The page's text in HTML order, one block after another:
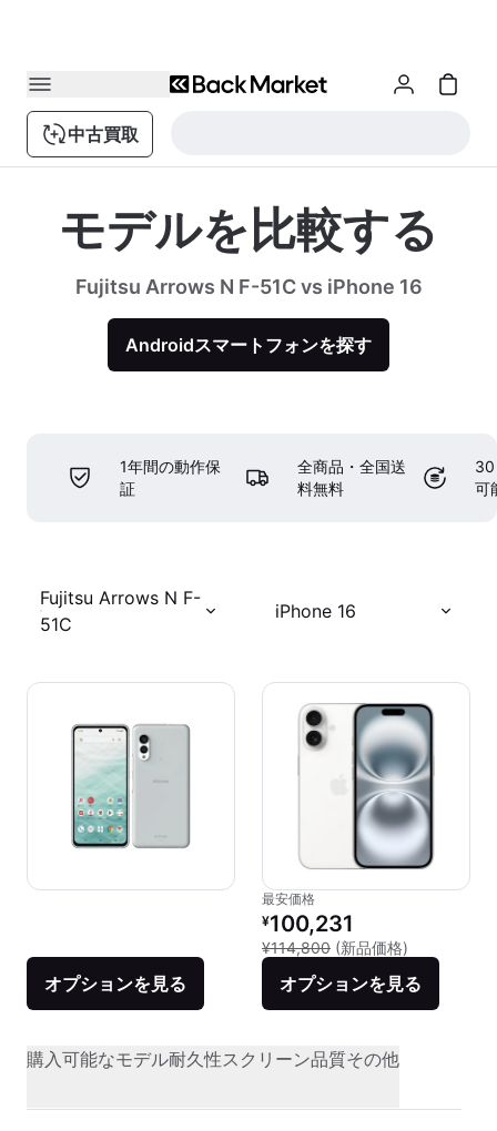
中古買取
モデルを比較する
Fujitsu Arrows N F-51C vs iPhone 16
Androidスマートフォンを探す
1年間の動作保
証
全商品・全国送
料無料
30
可
Fujitsu Arrows N F-
51C
iPhone 16
オプションを見る
最安価格
リファービッシュ品の価格：
¥100,231
¥114,800 (新品価格)
オプションを見る
購入可能なモデル耐久性スクリーン品質その他